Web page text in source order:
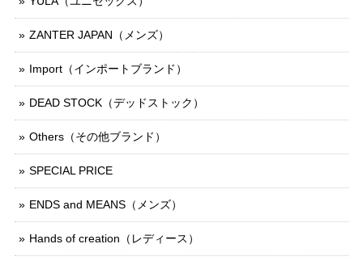
ZANTER JAPAN（メンズ）
Import（インポートブランド）
DEAD STOCK（デッドストック）
Others（その他ブランド）
SPECIAL PRICE
ENDS and MEANS（メンズ）
Hands of creation（レディース）